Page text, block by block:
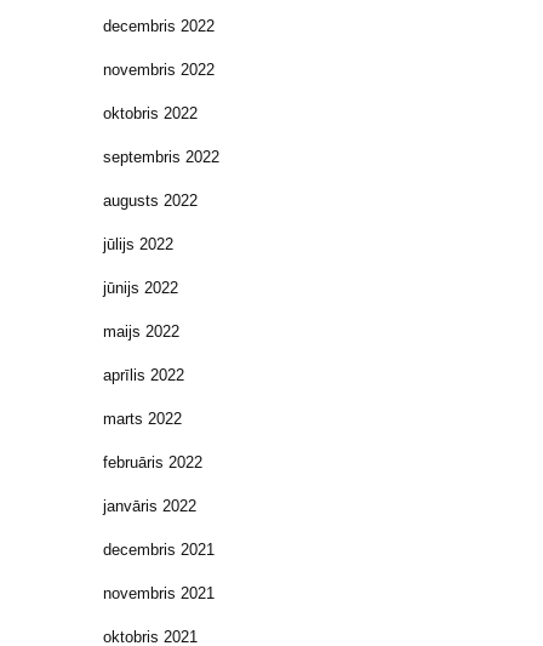
decembris 2022
novembris 2022
oktobris 2022
septembris 2022
augusts 2022
jūlijs 2022
jūnijs 2022
maijs 2022
aprīlis 2022
marts 2022
februāris 2022
janvāris 2022
decembris 2021
novembris 2021
oktobris 2021